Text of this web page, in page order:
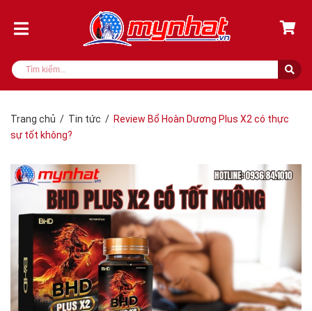
Trang chủ / Tin tức / Review Bổ Hoàn Dương Plus X2 có thực
sự tốt không?